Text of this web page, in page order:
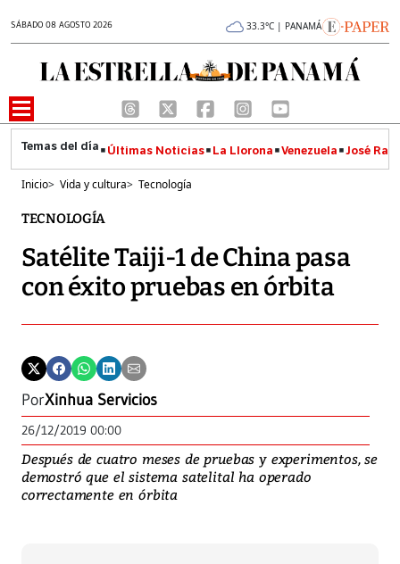
SÁBADO 08 AGOSTO 2026 33.3°C | PANAMÁ
Últimas Noticias La Llorona Venezuela José
Inicio> Vida y cultura> Tecnología
TECNOLOGÍA
Satélite Taiji-1 de China pasa
con éxito pruebas en órbita
PorXinhua Servicios
26/12/2019 00:00
Después de cuatro meses de pruebas y experimentos, se
demostró que el sistema satelital ha operado
correctamente en órbita